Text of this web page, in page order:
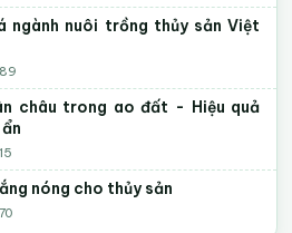
ngành nuôi trồng thủy sản Việt
châu trong ao đất - Hiệu quả
nóng cho thủy sản